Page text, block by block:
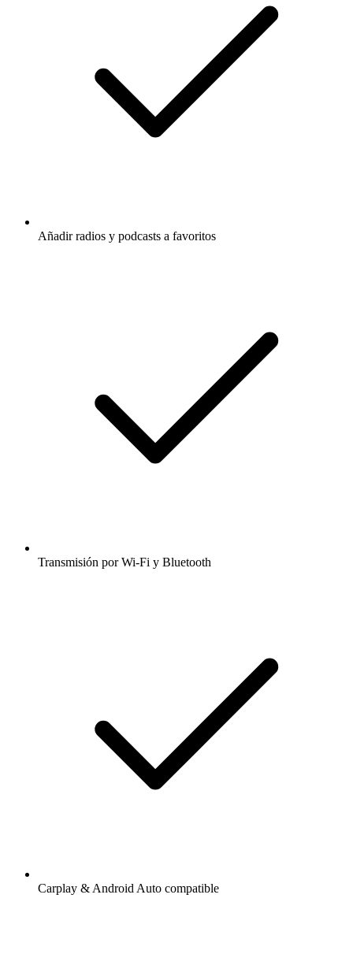
Añadir radios y podcasts a favoritos
Transmisión por Wi-Fi y Bluetooth
Carplay & Android Auto compatible